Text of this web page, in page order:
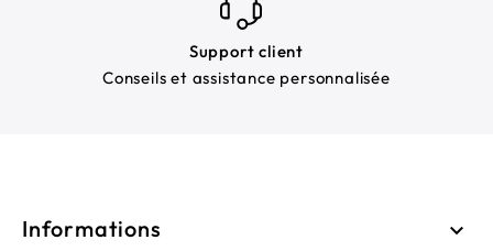
Support client
Conseils et assistance personnalisée
Informations 